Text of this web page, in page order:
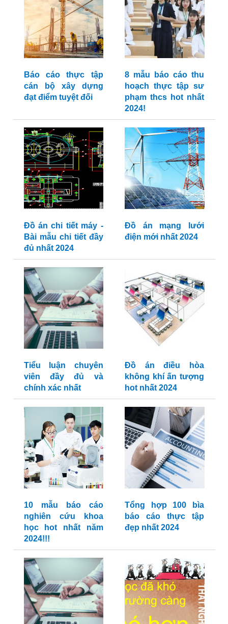
Báo cáo thực tập
cán bộ xây dựng
đạt điểm tuyệt đối
8 mẫu báo cáo thu
hoạch thực tập sư
phạm thcs hot nhất
2024!
Đồ án chi tiết máy -
Bài mẫu chi tiết đầy
đủ nhất 2024
Đồ án mạng lưới
điện mới nhất 2024
Tiểu luận chuyên
viên đầy đủ và
chính xác nhất
Đồ án điều hòa
không khí ấn tượng
hot nhất 2024
10 mẫu báo cáo
nghiên cứu khoa
học hot nhất năm
2024!!!
Tổng hợp 100 bìa
báo cáo thực tập
đẹp nhất 2024